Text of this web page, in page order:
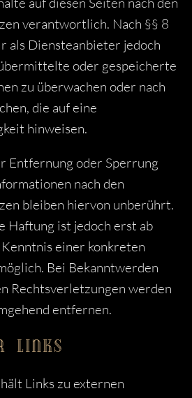
verantwortlich. Nach §§ 8
als Diensteanbieter jedoch
oder gespeicherte
zu überwachen oder nach
die auf eine
hinweisen.
Entfernung oder Sperrung
nach den
bleiben hiervon unberührt.
Haftung ist jedoch erst ab
einer konkreten
Bei Bekanntwerden
Rechtsverletzungen werden
entfernen.
LINKS
Links zu externen